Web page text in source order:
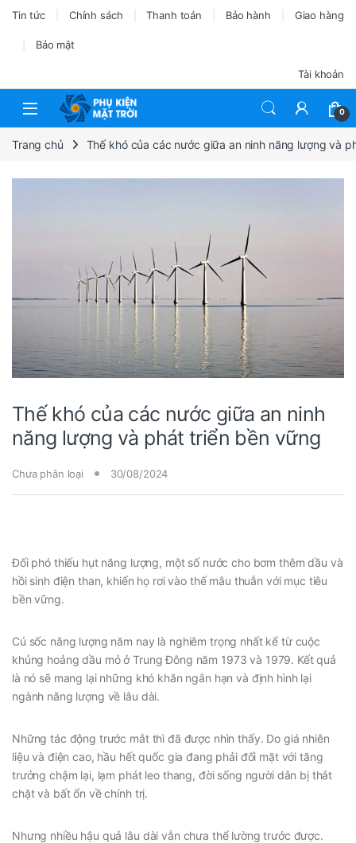
Tin tức Chính sách Thanh toán Bảo hành Giao hàng
Bảo mật
Tài khoản
0
Trang chủ Thế khó của các nước giữa an ninh năng lượng và
Thế khó của các nước giữa an ninh
năng lượng và phát triển bền vững
Chưa phân loại 30/08/2024
Đối phó thiếu hụt năng lượng, một số nước cho bơm thêm dầu và
hồi sinh điện than, khiến họ rơi vào thế mâu thuẫn với mục tiêu
bền vững.
Cú sốc năng lượng năm nay là nghiêm trọng nhất kể từ cuộc
khủng hoảng dầu mỏ ở Trung Đông năm 1973 và 1979. Kết quả
là nó sẽ mang lại những khó khăn ngắn hạn và định hình lại
ngành năng lượng về lâu dài.
Những tác động trước mắt thì đã được nhìn thấy. Do giá nhiên
liệu và điện cao, hầu hết quốc gia đang phải đối mặt với tăng
trưởng chậm lại, lạm phát leo thang, đời sống người dân bị thắt
chặt và bất ổn về chính trị.
Nhưng nhiều hậu quả lâu dài vẫn chưa thể lường trước được.